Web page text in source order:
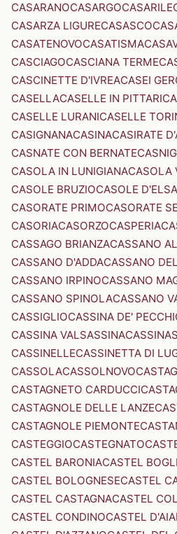
CASARANOCASARGOCASARILE
CASARZA LIGURECASASCO
CASATENOVOCASATISMA
CASCIAGOCASCIANA TERME
CASCINETTE D'IVREACASEI
CASELLACASELLE IN PITTARI
CASELLE LURANICASELLE
CASIGNANACASINACASIRATE
CASNATE CON BERNATE
CASOLA IN LUNIGIANACASOLA
CASOLE BRUZIOCASOLE D'ELSA
CASORATE PRIMOCASORATE
CASORIACASORZOCASPERIA
CASSAGO BRIANZACASSANO
CASSANO D'ADDACASSANO
CASSANO IRPINOCASSANO
CASSANO SPINOLACASSANO
CASSIGLIOCASSINA DE' PECCHI
CASSINA VALSASSINA
CASSINELLECASSINETTA DI
CASSOLACASSOLNOVO
CASTAGNETO CARDUCCI
CASTAGNOLE DELLE LANZE
CASTAGNOLE PIEMONTE
CASTEGGIOCASTEGNATO
CASTEL BARONIACASTEL
CASTEL BOLOGNESECASTEL
CASTEL CASTAGNACASTEL
CASTEL CONDINOCASTEL